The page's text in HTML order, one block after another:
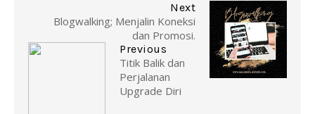
Next
Blogwalking; Menjalin Koneksi
dan Promosi.
Previous
Titik Balik dan
Perjalanan
Upgrade Diri